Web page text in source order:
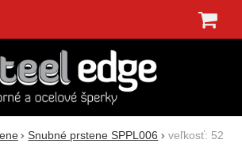
Snubné prstene SPPL006 veľkosť: 52